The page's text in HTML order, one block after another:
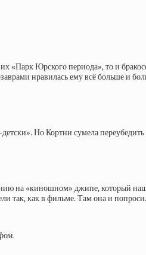
«Парк Юрского периода», то и
нравилась ему всё больше и
Но Кортни сумела переубедить
на «киношном» джипе, который
так, как в фильме. Там она и